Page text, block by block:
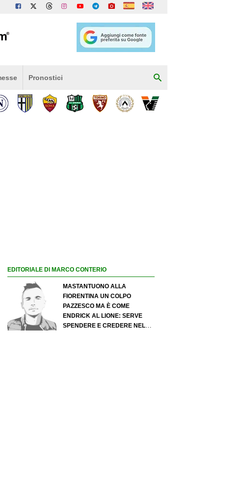
Pronostici
EDITORIALE DI MARCO CONTERIO
MASTANTUONO ALLA
FIORENTINA UN COLPO
PAZZESCO MA È COME
ENDRICK AL LIONE: SERVE
SPENDERE E CREDERE NELLO